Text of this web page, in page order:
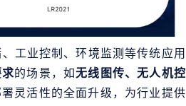
工业控制、环境监测等传统应用
的场景，如无线图传、无人机控
灵活性的全面升级，为行业提供